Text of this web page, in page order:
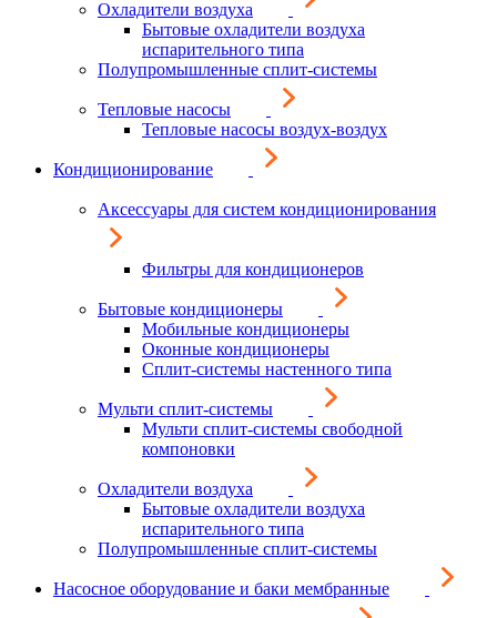
Охладители воздуха
Бытовые охладители воздуха
испарительного типа
Полупромышленные сплит-системы
Тепловые насосы
Тепловые насосы воздух-воздух
Кондиционирование
Аксессуары для систем кондиционирования
Фильтры для кондиционеров
Бытовые кондиционеры
Мобильные кондиционеры
Оконные кондиционеры
Сплит-системы настенного типа
Мульти сплит-системы
Мульти сплит-системы свободной
компоновки
Охладители воздуха
Бытовые охладители воздуха
испарительного типа
Полупромышленные сплит-системы
Насосное оборудование и баки мембранные